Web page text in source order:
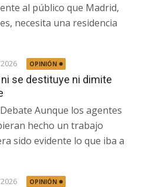
al público que Madrid,
necesita una residencia
OPINIÓN
se destituye ni dimite
Aunque los agentes
hecho un trabajo
sido evidente lo que iba a
OPINIÓN